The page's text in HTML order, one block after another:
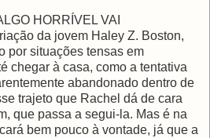
HORRÍVEL VAI
da jovem Haley Z. Boston,
por situações tensas em
chegar à casa, como a tentativa
abandonado dentro de
trajeto que Rachel dá de cara
que passa a segui-la. Mas é na
bem pouco à vontade, já que a